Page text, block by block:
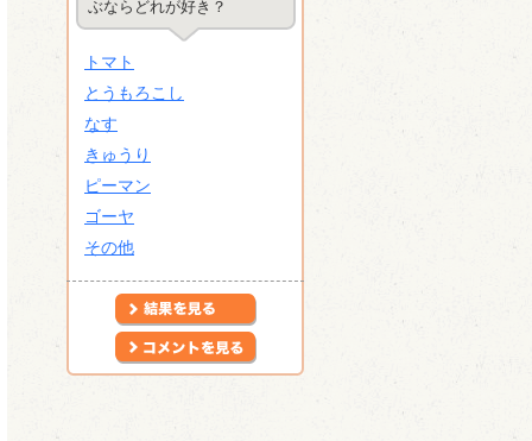
ぶならどれが好き？
トマト
とうもろこし
なす
きゅうり
ピーマン
ゴーヤ
その他